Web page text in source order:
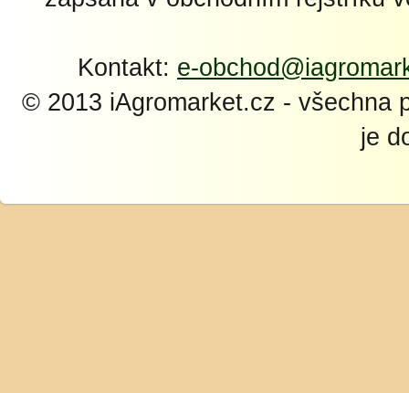
Kontakt: e-
© 2013 iAgromarket.cz - všechna
je